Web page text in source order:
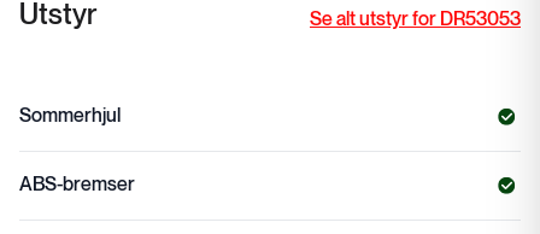
Utstyr Se alt utstyr for DR53053
Sommerhjul
ABS-bremser